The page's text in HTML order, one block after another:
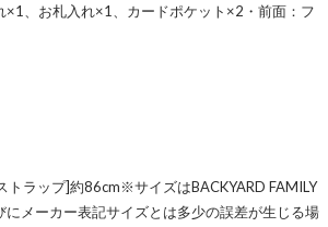
×1、お札入れ×1、カードポケット×2・前面：フ
ラップ]約86cm※サイズはBACKYARD FAMILY
メーカー表記サイズとは多少の誤差が生じる場